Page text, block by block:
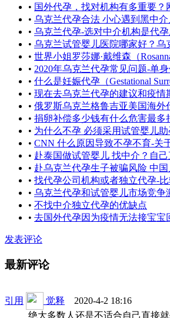
• 国外代孕，找对机构有多重要？
• 乌克兰代孕合法 小心遇到黑中
• 乌克兰代孕-选对中介机构是代
• 乌克兰试管婴儿医院哪家好？乌
• 世界小姐罗莎娜·戴维森（
• 2020年乌克兰代孕常见问题-单
• 什么是妊娠代孕（Gestational
• 现在去乌克兰代孕的建议和疫情
• 俄罗斯乌克兰格鲁吉亚美国海外
• 捐卵补偿多少钱有什么危害最多
• 为什么不孕 必须采用试管婴儿
• CNN 什么原因导致不孕不育-关
• 赴泰国做试管婴儿 找中介？自
• 赴乌克兰代孕生子被骗风险 中
• 找代孕公司机构或者独立代孕-
• 乌克兰代孕和试管婴儿市场竞争
• 不找中介独立代孕的优缺点
• 去国外代孕因为疫情无法接宝宝
发表评论
最新评论
引用 觉释
2020-4-2 18:16
绝大多数人还是不适合自己直接就